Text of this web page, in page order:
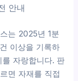
안내
는 2025년 1분
이상을 기록하
자랑합니다. 판
면 자재를 직접